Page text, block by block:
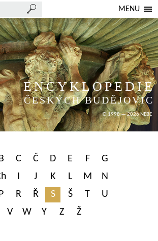
MENU
ENCYKLOPEDIE
ČESKÝCH BUDĚJOVIC
© 1998 — 2026 NEBE
C Č D E F
G
I J K L M
N
R Ř S Š T
U
V
W Y Z Ž